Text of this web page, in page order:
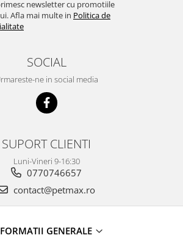
newsletter cu promotiile
Afla mai multe in Politica de
SOCIAL
ne in social media
SUPORT CLIENTI
Luni-Vineri 9-16:30
0770746657
contact@petmax.ro
GENERALE